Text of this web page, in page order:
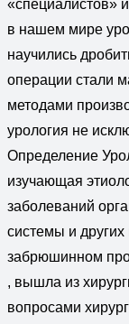
«специалистов»
в нашем мире
научились
операции стали
методами
урология не
Определение
изучающая
заболеваний
системы и других
забрюшинном
, вышла из
вопросами